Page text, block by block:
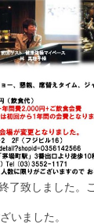
了致しました。
いました。